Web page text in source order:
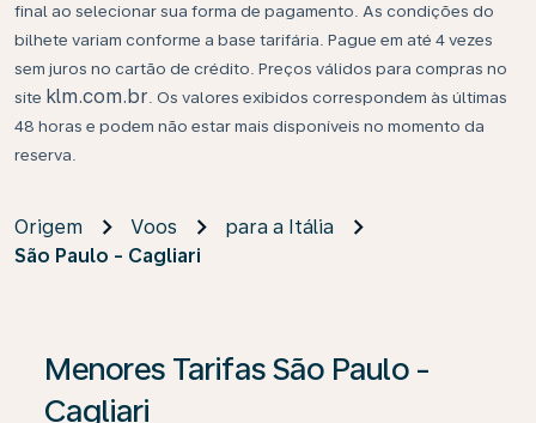
final ao selecionar sua forma de pagamento. As condições do
bilhete variam conforme a base tarifária. Pague em até 4 vezes
sem juros no cartão de crédito. Preços válidos para compras no
site klm.com.br . Os valores exibidos correspondem às últimas
48 horas e podem não estar mais disponíveis no momento da
reserva.
Origem Voos
para a Itália
São Paulo - Cagliari
Menores Tarifas São Paulo -
Cagliari
Se não forem encontrados resultados, clique em